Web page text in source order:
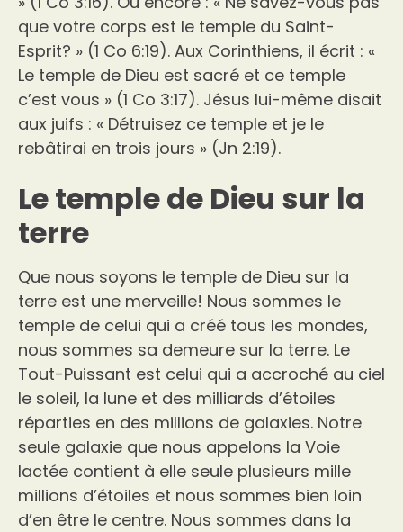
que votre corps est le temple du Saint-
Esprit? » (1 Co 6:19). Aux Corinthiens, il écrit : «
Le temple de Dieu est sacré et ce temple
c’est vous » (1 Co 3:17). Jésus lui-même disait
aux juifs : « Détruisez ce temple et je le
rebâtirai en trois jours » (Jn 2:19).
Le temple de Dieu sur la
terre
Que nous soyons le temple de Dieu sur la
terre est une merveille! Nous sommes le
temple de celui qui a créé tous les mondes,
nous sommes sa demeure sur la terre. Le
Tout-Puissant est celui qui a accroché au ciel
le soleil, la lune et des milliards d’étoiles
réparties en des millions de galaxies. Notre
seule galaxie que nous appelons la Voie
lactée contient à elle seule plusieurs mille
millions d’étoiles et nous sommes bien loin
d’en être le centre. Nous sommes dans la